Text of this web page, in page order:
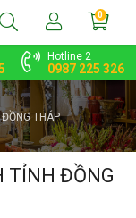
Hotline 2
0987 225 326
0
THÁP
TỈNH ĐỒNG